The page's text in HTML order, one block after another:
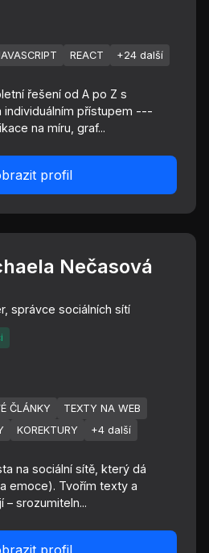
REACT +24 další
řešení od A po Z s
individuálním přístupem ---
na míru, graf...
profil
Nečasová
správce sociálních sítí
ČLÁNKY
TEXTY NA WEB
KOREKTURY +4 další
na sociální sítě, který dá
emoce). Tvořím texty a
srozumiteln...
profil